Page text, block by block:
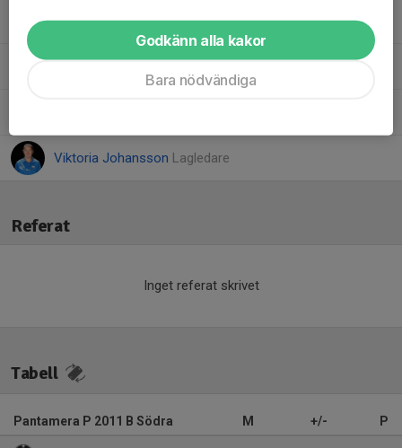
Andreas CarlssonTränare
Viktoria Johansson Lagledare
Referat
Inget referat skrivet
Tabell
Pantamera P 2011 B Södra M +/- P
Godkänn alla kakor
Bara nödvändiga